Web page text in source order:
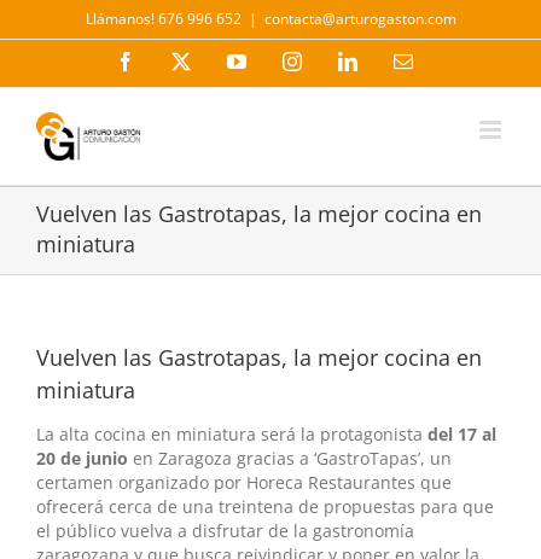
al
Llámanos! 676 996 652 | contacta@arturogaston.com
Facebook YouTubeInstagramLinkedInCorreo
Vuelven las Gastrotapas, la mejor cocina en
miniatura
Vuelven las Gastrotapas, la mejor cocina en
miniatura
La alta cocina en miniatura será la protagonista del 17 al
20 de junio en Zaragoza gracias a ‘GastroTapas’, un
certamen organizado por Horeca Restaurantes que
ofrecerá cerca de una treintena de propuestas para que
el público vuelva a disfrutar de la gastronomía